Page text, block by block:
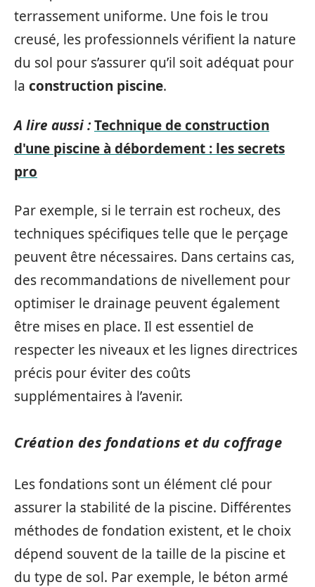
terrassement uniforme. Une fois le trou
creusé, les professionnels vérifient la nature
du sol pour s’assurer qu’il soit adéquat pour
la construction piscine.
A lire aussi :Technique de construction
d'une piscine à débordement : les secrets
pro
Par exemple, si le terrain est rocheux, des
techniques spécifiques telle que le perçage
peuvent être nécessaires. Dans certains cas,
des recommandations de nivellement pour
optimiser le drainage peuvent également
être mises en place. Il est essentiel de
respecter les niveaux et les lignes directrices
précis pour éviter des coûts
supplémentaires à l’avenir.
Création des fondations et du coffrage
Les fondations sont un élément clé pour
assurer la stabilité de la piscine. Différentes
méthodes de fondation existent, et le choix
dépend souvent de la taille de la piscine et
du type de sol. Par exemple, le béton armé